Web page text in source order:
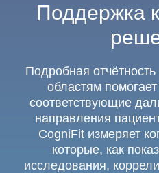
Поддержка
Подробная
областям
соответствующие
направления
CogniFit измеряет
которые, как
исследования,